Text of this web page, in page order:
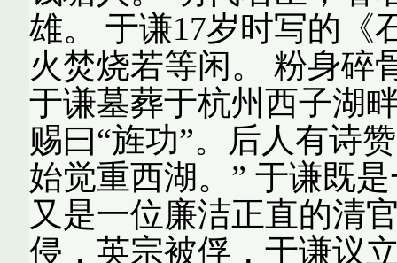
雄。 于谦17岁时写的《
火焚烧若等闲。 粉身碎
于谦墓葬于杭州西子湖
赐曰“旌功”。后人有诗
始觉重西湖。” 于谦既
又是一位廉洁正直的清
侵，英宗被俘，于谦议